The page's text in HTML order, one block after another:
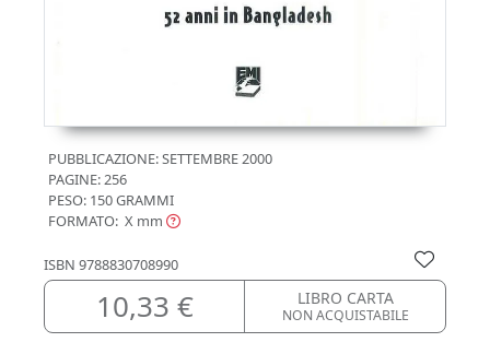
PUBBLICAZIONE:SETTEMBRE 2000
PAGINE: 256
PESO: 150 GRAMMI
FORMATO: X mm
ISBN 9788830708990
10,33 € LIBRO CARTA
NON ACQUISTABILE